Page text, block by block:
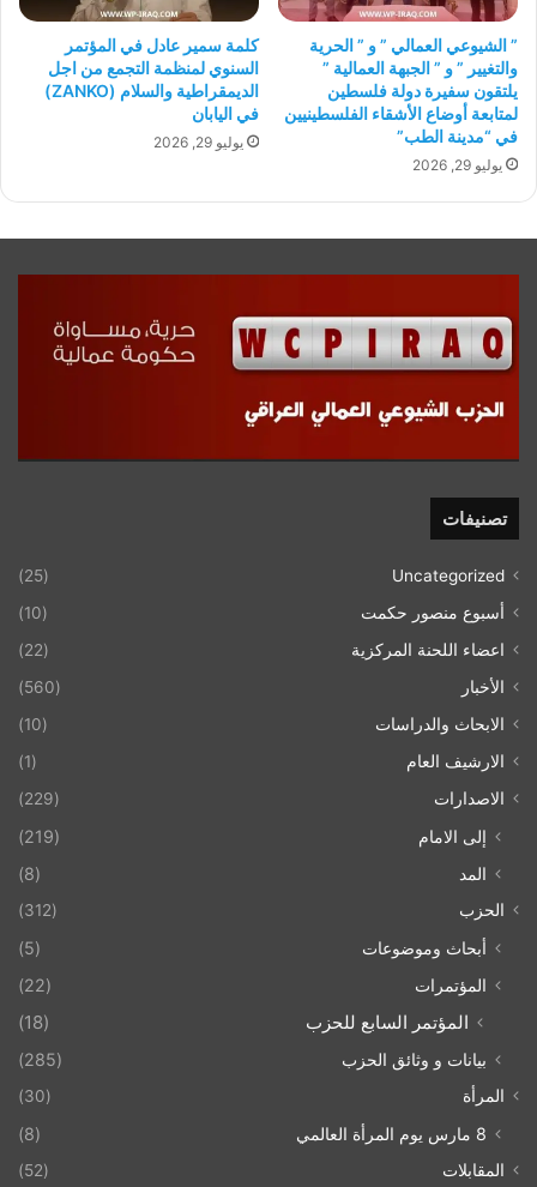
” الشيوعي العمالي ” و ” الحرية
والتغيير ” و ” الجبهة العمالية ”
يلتقون سفيرة دولة فلسطين
لمتابعة أوضاع الأشقاء الفلسطينيين
في “مدينة الطب”
يوليو 29, 2026
كلمة سمير عادل في المؤتمر
السنوي لمنظمة التجمع من اجل
الديمقراطية والسلام (ZANKO)
في اليابان
يوليو 29, 2026
تصنيفات
Uncategorized
(25)
أسبوع منصور حكمت
(10)
اعضاء اللحنة المركزية
(22)
الأخبار
(560)
الابحاث والدراسات
(10)
الارشيف العام
(1)
الاصدارات
(229)
إلى الامام
(219)
المد
(8)
الحزب (312)
أبحاث وموضوعات
(5)
المؤتمرات
(22)
المؤتمر السابع للحزب (18)
بيانات و وثائق الحزب (285)
المرأة (30)
8 مارس يوم المرأة العالمي (8)
المقابلات
(52)